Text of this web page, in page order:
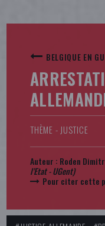
BELGIQUE EN
THÈME - JUSTICE
Auteur : Roden
l'Etat - UGent)
Pour citer cette